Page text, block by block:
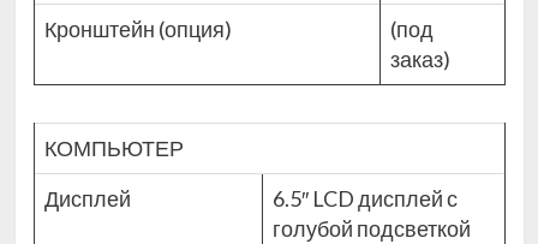
Кронштейн (опция)
(под
заказ)
КОМПЬЮТЕР
Дисплей
6.5″ LCD дисплей с
голубой подсветкой